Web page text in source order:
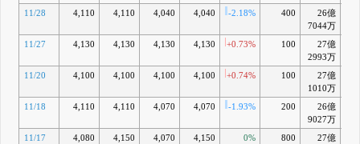
11/28 4,110 4,110 4,040 4,040 -2.18% 400
26億
7044万
11/27 4,130 4,130 4,130 4,130 +0.73% 100
27億
2993万
11/20 4,100 4,100 4,100 4,100 +0.74% 100
27億
1010万
11/18 4,110 4,110 4,070 4,070 -1.93% 200
26億
9027万
11/17 4,080 4,150 4,070 4,150 0% 800
27億